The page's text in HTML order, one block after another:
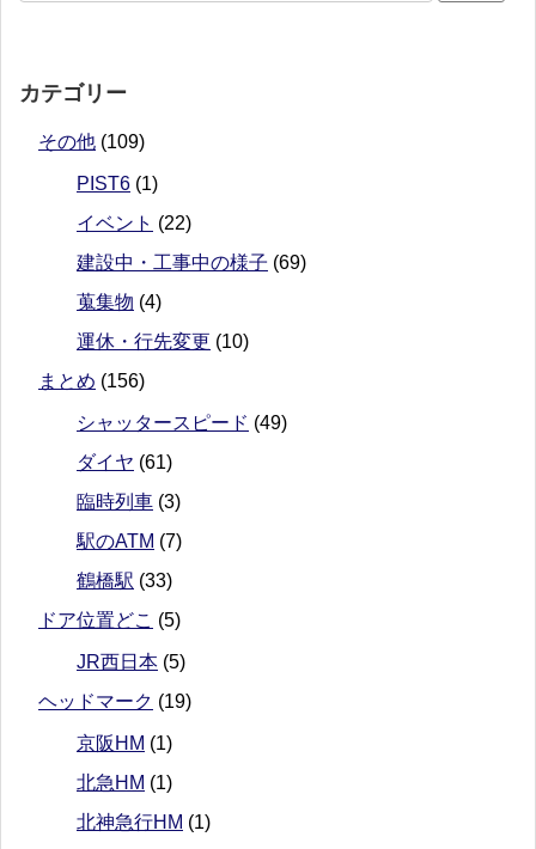
カテゴリー
その他 (109)
PIST6 (1)
イベント (22)
建設中・工事中の様子 (69)
蒐集物 (4)
運休・行先変更 (10)
まとめ (156)
シャッタースピード (49)
ダイヤ (61)
臨時列車 (3)
駅のATM (7)
鶴橋駅 (33)
ドア位置どこ (5)
JR西日本 (5)
ヘッドマーク (19)
京阪HM (1)
北急HM (1)
北神急行HM (1)